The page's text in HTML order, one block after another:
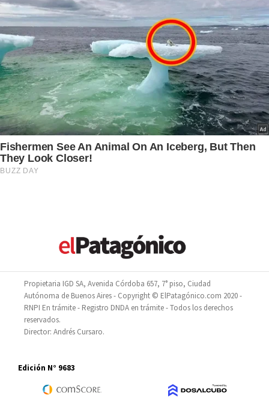
Propietaria IGD SA, Avenida Córdoba 657, 7° piso, Ciudad
Autónoma de Buenos Aires - Copyright © ElPatagónico.com 2020 -
RNPI En trámite - Registro DNDA en trámite - Todos los derechos
reservados.
Director: Andrés Cursaro.
Edición N° 9683